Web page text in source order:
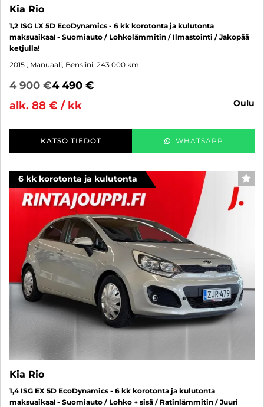
Kia Rio
1,2 ISG LX 5D EcoDynamics - 6 kk korotonta ja kulutonta
maksuaikaa! - Suomiauto / Lohkolämmitin / Ilmastointi / Jakopää
ketjulla!
2015 , Manuaali, Bensiini, 243 000 km
4 900 €4 490 €
alk. 88 € / kk
oulu
KATSO TIEDOT WHATSAPP
6 kk korotonta ja kulutonta
Kia Rio
1,4 ISG EX 5D EcoDynamics - 6 kk korotonta ja kulutonta
maksuaikaa! - Suomiauto / Lohko + sisä / Ratinlämmitin / Juuri